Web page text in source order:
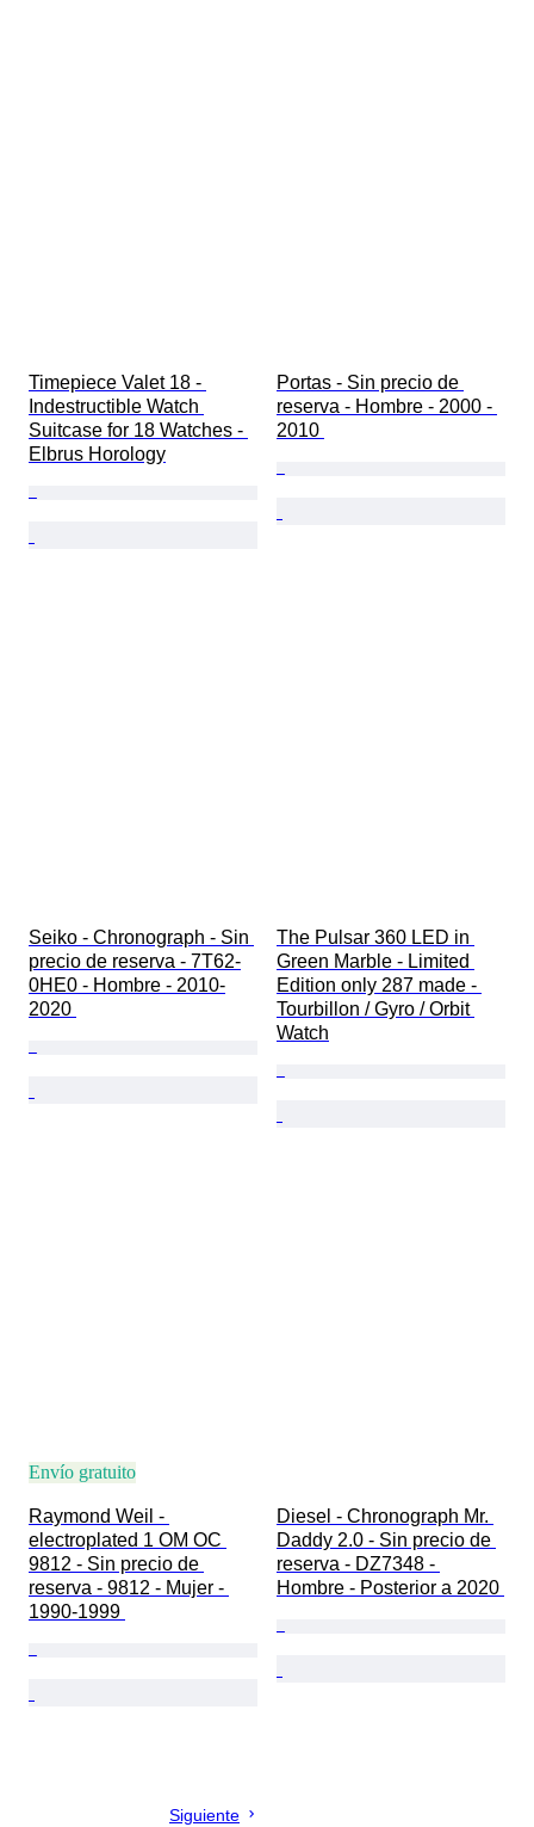
Timepiece Valet 18 -
Indestructible Watch
Suitcase for 18 Watches -
Elbrus Horology
Portas - Sin precio de
reserva - Hombre - 2000 -
2010
Seiko - Chronograph - Sin
precio de reserva - 7T62-
0HE0 - Hombre - 2010-
2020
The Pulsar 360 LED in
Green Marble - Limited
Edition only 287 made -
Tourbillon / Gyro / Orbit
Watch
Envío gratuito
Raymond Weil -
electroplated 1 OM OC
9812 - Sin precio de
reserva - 9812 - Mujer -
1990-1999
Diesel - Chronograph Mr.
Daddy 2.0 - Sin precio de
reserva - DZ7348 -
Hombre - Posterior a 2020
Siguiente